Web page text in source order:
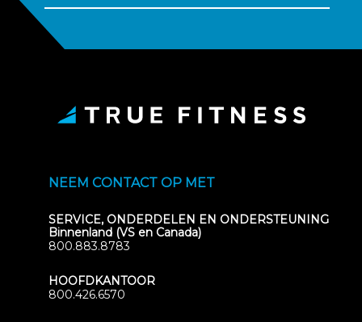
NEEM CONTACT OP MET
SERVICE, ONDERDELEN EN ONDERSTEUNING
Binnenland (VS en Canada)
800.883.8783
HOOFDKANTOOR
800.426.6570